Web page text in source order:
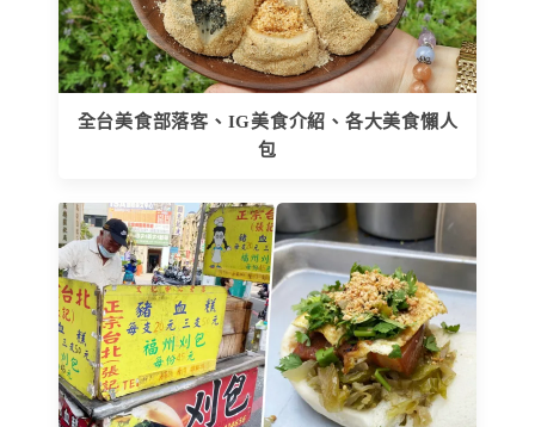
全台美食部落客、IG美食介紹、各大美食懶人
包